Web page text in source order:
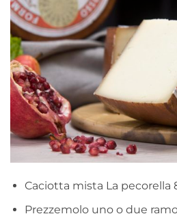
Caciotta mista La pecorella
Prezzemolo uno o due